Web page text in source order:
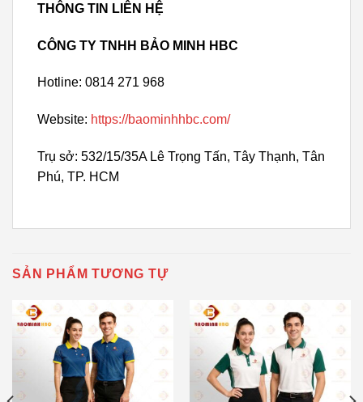
THÔNG TIN LIÊN HỆ
CÔNG TY TNHH BẢO MINH HBC
Hotline: 0814 271 968
Website: https://baominhhbc.com/
Trụ sở: 532/15/35A Lê Trọng Tấn, Tây Thạnh, Tân
Phú, TP. HCM
SẢN PHẨM TƯƠNG TỰ